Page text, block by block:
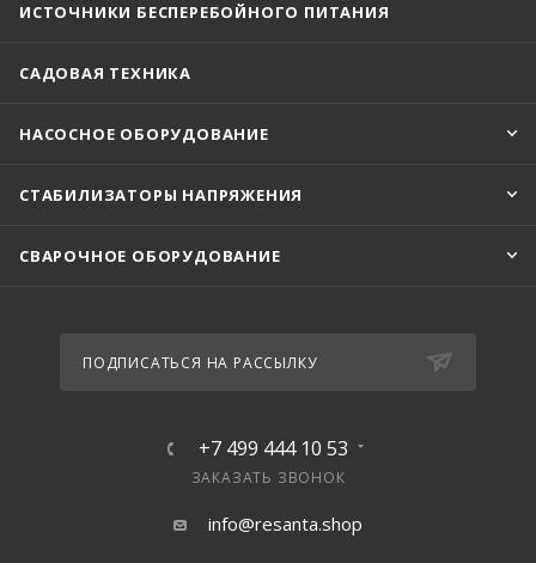
ИСТОЧНИКИ БЕСПЕРЕБОЙНОГО ПИТАНИЯ
САДОВАЯ ТЕХНИКА
НАСОСНОЕ ОБОРУДОВАНИЕ
СТАБИЛИЗАТОРЫ НАПРЯЖЕНИЯ
СВАРОЧНОЕ ОБОРУДОВАНИЕ
ПОДПИСАТЬСЯ НА РАССЫЛКУ
+7 499 444 10 53
ЗАКАЗАТЬ ЗВОНОК
info@resanta.shop